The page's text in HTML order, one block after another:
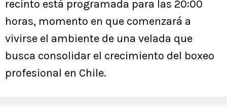
recinto está programada para las 20:00
horas, momento en que comenzará a
vivirse el ambiente de una velada que
busca consolidar el crecimiento del boxeo
profesional en Chile.